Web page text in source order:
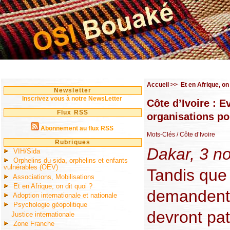
Newsletter
Inscrivez vous à notre NewsLetter
Flux RSS
Abonnement au flux RSS
Rubriques
VIH/Sida
Orphelins du sida, orphelins et enfants
vulnérables (OEV)
Associations, Mobilisations
Et en Afrique, on dit quoi ?
Adoption internationale et nationale
Psychologie géopolitique
Justice internationale
Zone Franche
Accueil >> Et en Afrique,
Côte d’Ivoire :
organisations
Mots-Clés / Côte d’Ivoire
Dakar, 3
Tandis
devront